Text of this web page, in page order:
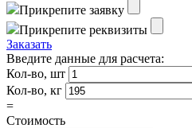
Прикрепите заявку
Прикрепите реквизиты
Заказать
Введите данные для расчета:
Кол-во, шт
Кол-во, кг
=
Стоимость